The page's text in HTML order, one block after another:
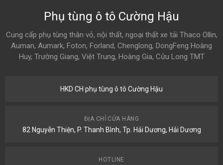
Phụ tùng ô tô Cường Hậu
Cung cấp phụ tùng thân vỏ, nội thất, ngoại thất xe tải Thaco Ollin,
Auman, Aumark, Foton, Forland, Chenglong, DongFeng Hoàng
Huy, Trường Giang, Việt Trung, Hoàng Gia, Cửu Long TMT
HKD CH phụ tùng ô tô Cường Hậu
ĐỊA CHỈ CỬA HÀNG
82 Nguyễn Thiện, P. Thanh Bình, Tp. Hải Dương, Hải Dương
HOTLINE